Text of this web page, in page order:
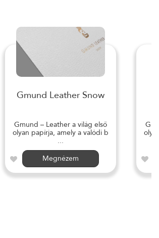
Gmund Leather Snow
Gmund – Leather a világ első
olyan papírja, amely a valódi b
...
Megnézem